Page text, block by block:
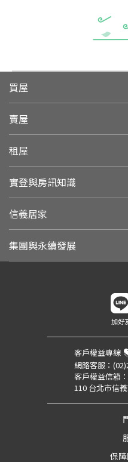
買屋
賣屋
租屋
實登與房訊知識
信義居家
集團與永續發展
加好
客戶權益專線
網路客服：
客戶權益信箱：
110 台北市信
保